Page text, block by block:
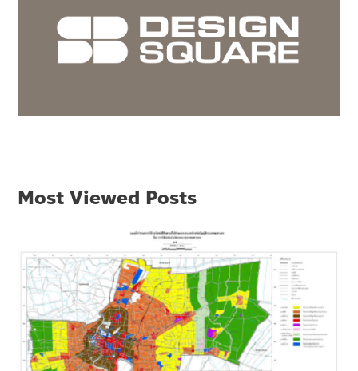
Most Viewed Posts